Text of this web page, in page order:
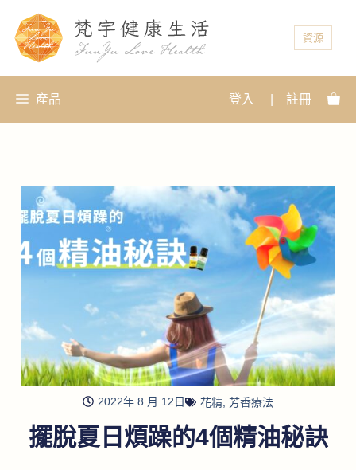
資源
產品 登入 註冊
2022年 8 月 12日 花精 芳香療法
擺脫夏日煩躁的4個精油秘訣